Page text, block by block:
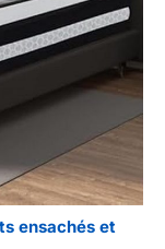
ensachés et